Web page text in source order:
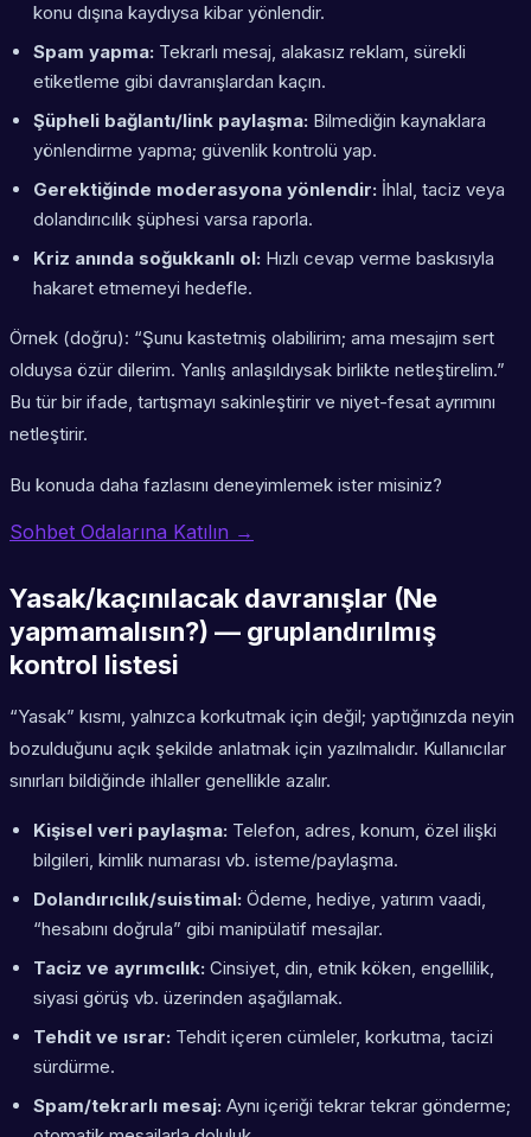
konu dışına kaydıysa kibar yönlendir.
Spam yapma: Tekrarlı mesaj, alakasız reklam, sürekli
etiketleme gibi davranışlardan kaçın.
Şüpheli bağlantı/link paylaşma: Bilmediğin kaynaklara
yönlendirme yapma; güvenlik kontrolü yap.
Gerektiğinde moderasyona yönlendir: İhlal, taciz veya
dolandırıcılık şüphesi varsa raporla.
Kriz anında soğukkanlı ol: Hızlı cevap verme baskısıyla
hakaret etmemeyi hedefle.
Örnek (doğru): “Şunu kastetmiş olabilirim; ama mesajım sert
olduysa özür dilerim. Yanlış anlaşıldıysak birlikte netleştirelim.”
Bu tür bir ifade, tartışmayı sakinleştirir ve niyet-fesat ayrımını
netleştirir.
Bu konuda daha fazlasını deneyimlemek ister misiniz?
Sohbet Odalarına Katılın →
Yasak/kaçınılacak davranışlar (Ne
yapmamalısın?) — gruplandırılmış
kontrol listesi
“Yasak” kısmı, yalnızca korkutmak için değil; yaptığınızda neyin
bozulduğunu açık şekilde anlatmak için yazılmalıdır. Kullanıcılar
sınırları bildiğinde ihlaller genellikle azalır.
Kişisel veri paylaşma: Telefon, adres, konum, özel ilişki
bilgileri, kimlik numarası vb. isteme/paylaşma.
Dolandırıcılık/suistimal: Ödeme, hediye, yatırım vaadi,
“hesabını doğrula” gibi manipülatif mesajlar.
Taciz ve ayrımcılık: Cinsiyet, din, etnik köken, engellilik,
siyasi görüş vb. üzerinden aşağılamak.
Tehdit ve ısrar: Tehdit içeren cümleler, korkutma, tacizi
sürdürme.
Spam/tekrarlı mesaj: Aynı içeriği tekrar tekrar gönderme;